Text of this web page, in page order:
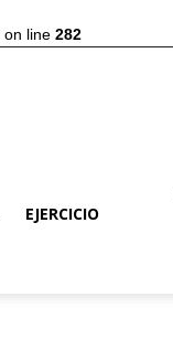
on line 282
EJERCICIO